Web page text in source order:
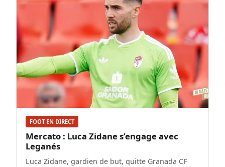
FOOT EN DIRECT
Mercato : Luca Zidane s’engage avec
Leganés
Luca Zidane, gardien de but, quitte Granada CF